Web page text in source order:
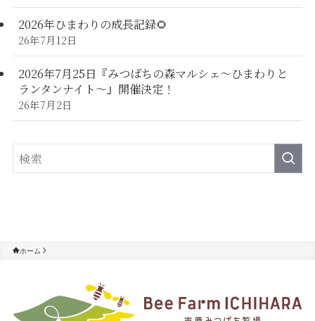
2026年ひまわりの成長記録🌻
26年7月12日
2026年7月25日『みつばちの森マルシェ～ひまわりと
ランタンナイト～』開催決定！
26年7月2日
ホーム